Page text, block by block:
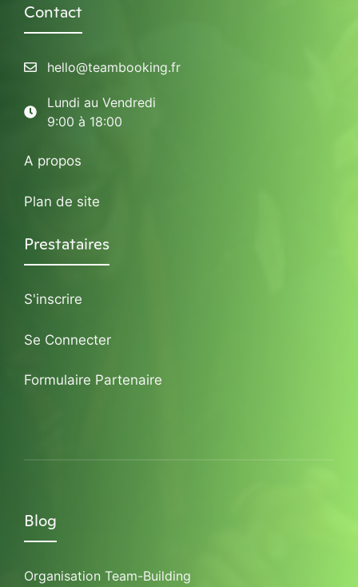
Contact
hello@teambooking.fr
Lundi au Vendredi
9:00 à 18:00
A propos
Plan de site
Prestataires
S'inscrire
Se Connecter
Formulaire Partenaire
Blog
Organisation Team-Building